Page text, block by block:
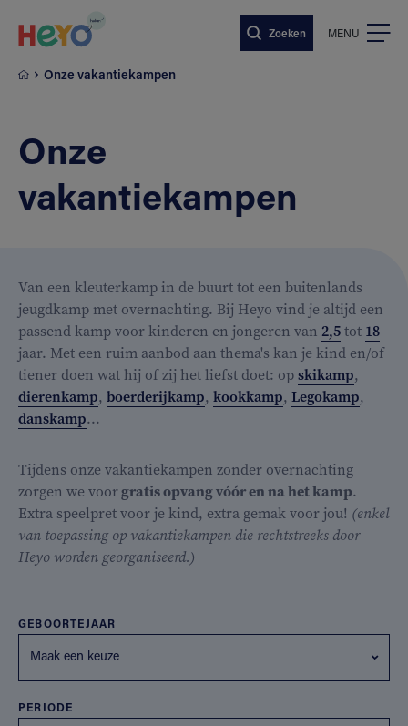
Zoeken MENU
Onze vakantiekampen
Onze
vakantiekampen
Van een kleuterkamp in de buurt tot een buitenlands
jeugdkamp met overnachting. Bij Heyo vind je altijd een
passend kamp voor kinderen en jongeren van 2,5tot 18
jaar. Met een ruim aanbod aan thema's kan je kind en/of
tiener doen wat hij of zij het liefst doet: opskikamp,
dierenkamp, boerderijkamp, kookkamp, Legokamp,
danskamp...
Tijdens onze vakantiekampen zonder overnachting
zorgen we voorgratis opvang vóór en na het kamp.
Extra speelpret voor je kind, extra gemak voor jou! (enkel
van toepassing op vakantiekampen die rechtstreeks door
Heyo worden georganiseerd.)
GEBOORTEJAAR
Maak een keuze
PERIODE